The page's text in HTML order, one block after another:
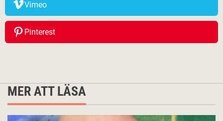
Vimeo
Pinterest
MER ATT LÄSA